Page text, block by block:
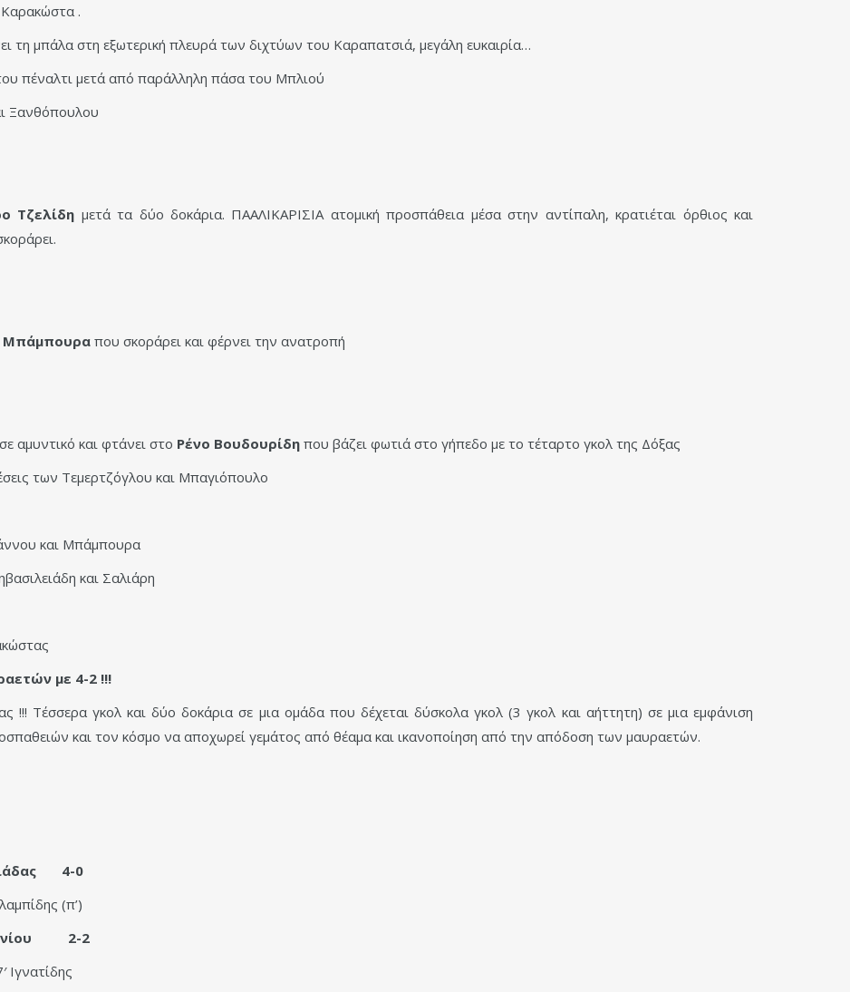
Καρακώστα .
τη μπάλα στη εξωτερική πλευρά των διχτύων του Καραπατσιά, μεγάλη ευκαιρία…
πέναλτι μετά από παράλληλη πάσα του Μπλιού
Ξανθόπουλου
Τζελίδη μετά τα δύο δοκάρια. ΠΑΑΛΙΚΑΡΙΣΙΑ ατομική προσπάθεια μέσα στην αντίπαλη, κρατιέται όρθιος και
Μπάμπουρα που σκοράρει και φέρνει την ανατροπή
αμυντικό και φτάνει στο Ρένο Βουδουρίδη που βάζει φωτιά στο γήπεδο με το τέταρτο γκολ της Δόξας
των Τεμερτζόγλου και Μπαγιόπουλο
και Μπάμπουρα
και Σαλιάρη
με 4-2 !!!
!!! Τέσσερα γκολ και δύο δοκάρια σε μια ομάδα που δέχεται δύσκολα γκολ (3 γκολ και αήττητη) σε μια εμφάνιση
και τον κόσμο να αποχωρεί γεμάτος από θέαμα και ικανοποίηση από την απόδοση των μαυραετών.
4-0
(π’)
2-2
Ιγνατίδης